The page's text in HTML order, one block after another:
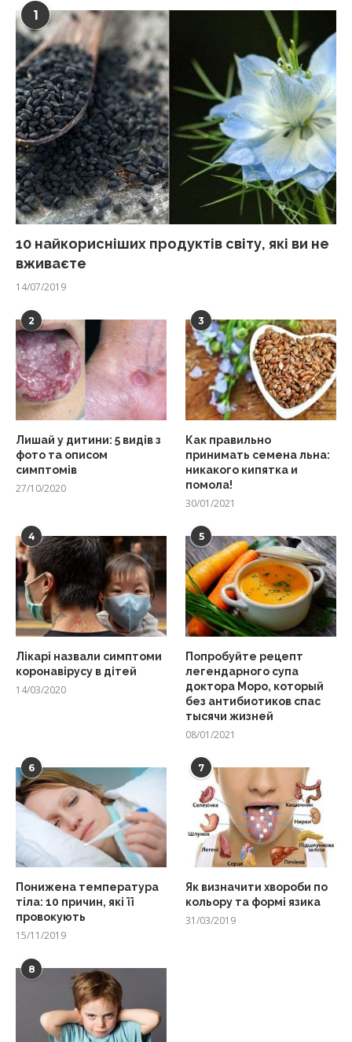
1
10 найкорисніших продуктів світу, які ви не
вживаєте
14/07/2019
2
Лишай у дитини: 5 видів з
фото та описом
симптомів
27/10/2020
3
Как правильно
принимать семена льна:
никакого кипятка и
помола!
30/01/2021
4
Лікарі назвали симптоми
коронавірусу в дітей
14/03/2020
5
Попробуйте рецепт
легендарного супа
доктора Моро, который
без антибиотиков спас
тысячи жизней
08/01/2021
6
Понижена температура
тіла: 10 причин, які її
провокують
15/11/2019
7
Як визначити хвороби по
кольору та формі язика
31/03/2019
8